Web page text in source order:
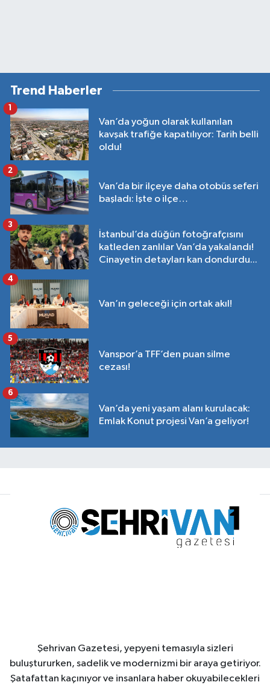
Trend Haberler
Van’da yoğun olarak kullanılan
kavşak trafiğe kapatılıyor: Tarih belli
oldu!
1
Van’da bir ilçeye daha otobüs seferi
başladı: İşte o ilçe…
2
İstanbul’da düğün fotoğrafçısını
katleden zanlılar Van’da yakalandı!
Cinayetin detayları kan dondurdu...
3
Van’ın geleceği için ortak akıl!
4
Vanspor’a TFF’den puan silme
cezası!
5
Van’da yeni yaşam alanı kurulacak:
Emlak Konut projesi Van’a geliyor!
6
Şehrivan Gazetesi, yepyeni temasıyla sizleri
buluştururken, sadelik ve modernizmi bir araya getiriyor.
Şatafattan kaçınıyor ve insanlara haber okuyabilecekleri